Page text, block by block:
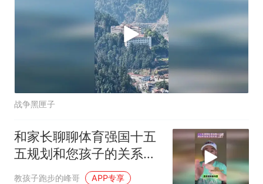
战争黑匣子
和家长聊聊体育强国十五
五规划和您孩子的关系
（二）
教孩子跑步的峰哥 APP专享